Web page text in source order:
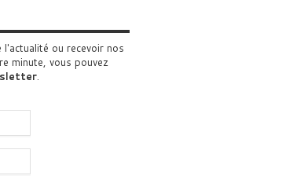
ou recevoir nos
minute, vous pouvez
.